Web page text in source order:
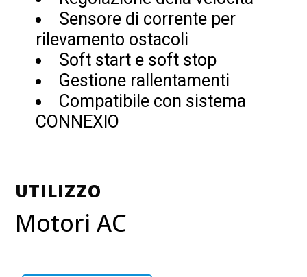
Sensore di corrente per
rilevamento ostacoli
Soft start e soft stop
Gestione rallentamenti
Compatibile con sistema
CONNEXIO
UTILIZZO
Motori AC